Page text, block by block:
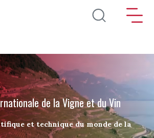
Aller au contenu principal
de la Vigne et du Vin
et technique du monde de la